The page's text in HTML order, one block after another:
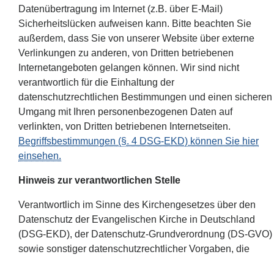
Datenübertragung im Internet (z.B. über E-Mail)
Sicherheitslücken aufweisen kann. Bitte beachten Sie
außerdem, dass Sie von unserer Website über externe
Verlinkungen zu anderen, von Dritten betriebenen
Internetangeboten gelangen können. Wir sind nicht
verantwortlich für die Einhaltung der
datenschutzrechtlichen Bestimmungen und einen sicheren
Umgang mit Ihren personenbezogenen Daten auf
verlinkten, von Dritten betriebenen Internetseiten.
Begriffsbestimmungen (§. 4 DSG-EKD) können Sie hier
einsehen.
Hinweis zur verantwortlichen Stelle
Verantwortlich im Sinne des Kirchengesetzes über den
Datenschutz der Evangelischen Kirche in Deutschland
(DSG-EKD), der Datenschutz-Grundverordnung (DS-GVO)
sowie sonstiger datenschutzrechtlicher Vorgaben, die